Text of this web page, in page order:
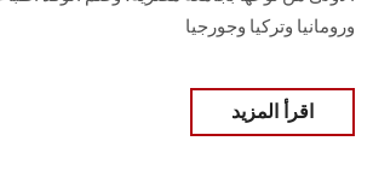
ورومانيا وتركيا وجورجيا
اقرأ المزيد